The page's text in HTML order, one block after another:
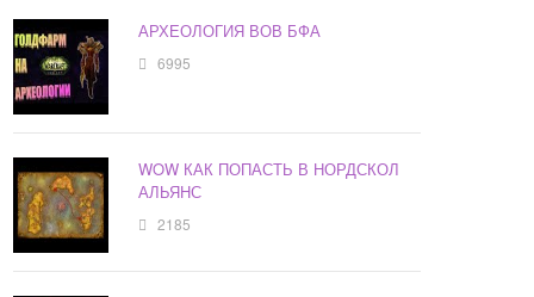
АРХЕОЛОГИЯ ВОВ БФА
6995
WOW КАК ПОПАСТЬ В НОРДСКОЛ
АЛЬЯНС
2185